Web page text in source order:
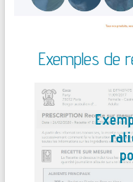
Exemples de